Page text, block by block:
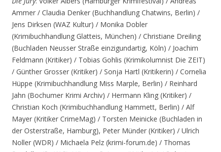
Ammer / Claudia Denker (Buchhandlung Chatwins, Berlin) /
Jens Dirksen (WAZ Kultur) / Monika Dobler
(Krimibuchhandlung Glatteis, München) / Christiane Dreiling
(Buchladen Neusser Straße einzigundartig, Köln) / Joachim
Feldmann (Kritiker) / Tobias Gohlis (Krimikolumnist Die ZEIT)
/ Günther Grosser (Kritiker) / Sonja Hartl (Kritikerin) / Cornelia
Hüppe (Krimibuchhandlung Miss Marple, Berlin) / Reinhard
Jahn (Bochumer Krimi Archiv) / Hermann Kling (Kritiker) /
Christian Koch (Krimibuchhandlung Hammett, Berlin) / Alf
Mayer (Kritiker CrimeMag) / Torsten Meinicke (Buchladen in
der Osterstraße, Hamburg), Peter Münder (Kritiker) / Ulrich
Noller (WDR) / Michaela Pelz (krimi-forum.de) / Thomas